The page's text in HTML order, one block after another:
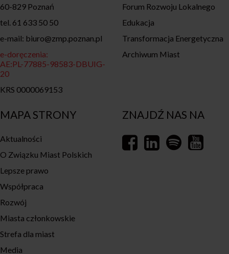
MAPA STRONY
Aktualności
O Związku Miast Polskich
Lepsze prawo
Współpraca
Rozwój
Miasta członkowskie
Strefa dla miast
Media
60-829 Poznań
tel. 61 633 50 50
e-mail: biuro@zmp.poznan.pl
e-doręczenia:
AE:PL-77885-98583-DBUIG-
20
KRS 0000069153
Forum Rozwoju Lokalnego
Edukacja
Transformacja Energetyczna
Archiwum Miast
ZNAJDŹ NAS NA